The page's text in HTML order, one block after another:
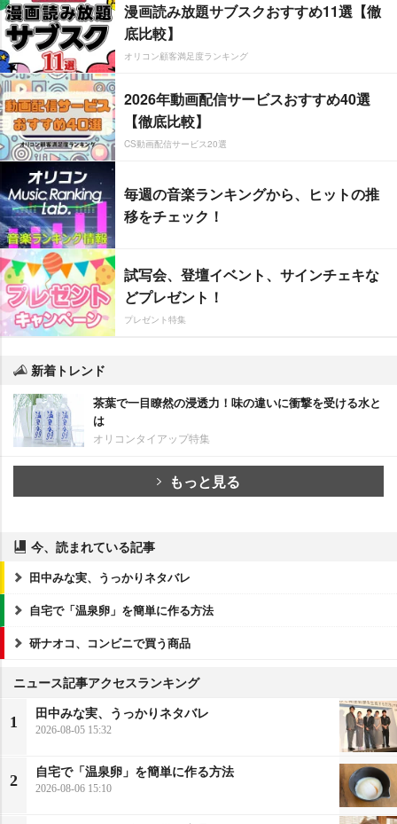
漫画読み放題サブスクおすすめ11選【徹
底比較】
オリコン顧客満足度ランキング
2026年動画配信サービスおすすめ40選
【徹底比較】
CS動画配信サービス20選
毎週の音楽ランキングから、ヒットの推
移をチェック！
試写会、登壇イベント、サインチェキな
どプレゼント！
プレゼント特集
新着トレンド
茶葉で一目瞭然の浸透力！味の違いに衝撃を受ける水と
は
オリコンタイアップ特集
もっと見る
今、読まれている記事
田中みな実、うっかりネタバレ
自宅で「温泉卵」を簡単に作る方法
研ナオコ、コンビニで買う商品
ニュース記事アクセスランキング
1
田中みな実、うっかりネタバレ
2026-08-05 15:32
2
自宅で「温泉卵」を簡単に作る方法
2026-08-06 15:10